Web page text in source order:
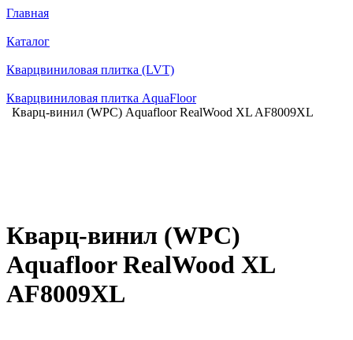
Главная
Каталог
Кварцвиниловая плитка (LVT)
Кварцвиниловая плитка AquaFloor
Кварц-винил (WPC) Aquafloor RealWood XL AF8009XL
Кварц-винил (WPC)
Aquafloor RealWood XL
AF8009XL